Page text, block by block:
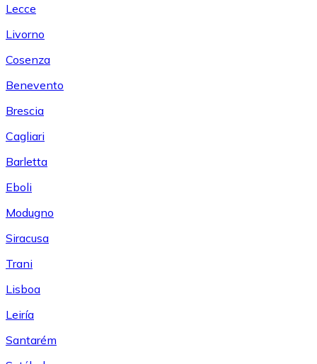
Lecce
Livorno
Cosenza
Benevento
Brescia
Cagliari
Barletta
Eboli
Modugno
Siracusa
Trani
Lisboa
Leiría
Santarém